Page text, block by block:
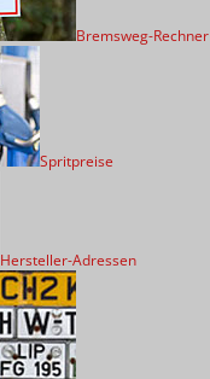
Bremsweg-Rechner
Spritpreise
Hersteller-Adressen